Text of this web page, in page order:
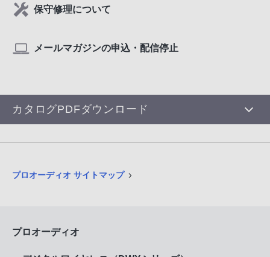
保守修理について
メールマガジンの申込・配信停止
カタログPDFダウンロード
プロオーディオ サイトマップ
プロオーディオ